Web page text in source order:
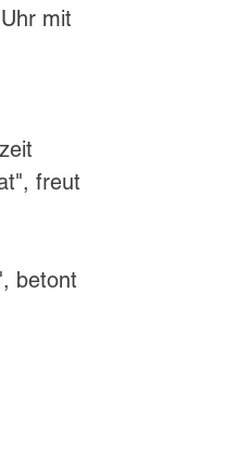
mit
freut
betont